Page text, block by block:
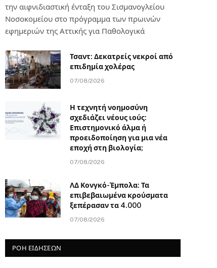
την αιφνιδιαστική ένταξη του Σισμανογλείου
Νοσοκομείου στο πρόγραμμα των πρωινών
εφημεριών της Αττικής για Παθολογικά
Τσαντ: Δεκατρείς νεκροί από
επιδημία χολέρας
07/08/2026
Η τεχνητή νοημοσύνη
σχεδιάζει νέους ιούς:
Επιστημονικό άλμα ή
προειδοποίηση για μια νέα
εποχή στη βιολογία;
07/08/2026
ΛΔ Κονγκό-Έμπολα: Τα
επιβεβαιωμένα κρούσματα
ξεπέρασαν τα 4.000
07/08/2026
ΡΟΗ ΕΙΔΗΣΕΩΝ